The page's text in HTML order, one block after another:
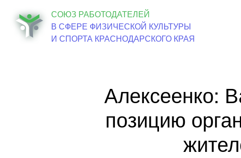
СОЮЗ РАБОТОДАТЕЛЕЙ
В СФЕРЕ ФИЗИЧЕСКОЙ КУЛЬТУРЫ
И СПОРТА КРАСНОДАРСКОГО КРАЯ
Алексеенко:
позицию